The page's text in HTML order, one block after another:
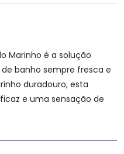
Marinho é a solução
banho sempre fresca e
duradouro, esta
e uma sensação de